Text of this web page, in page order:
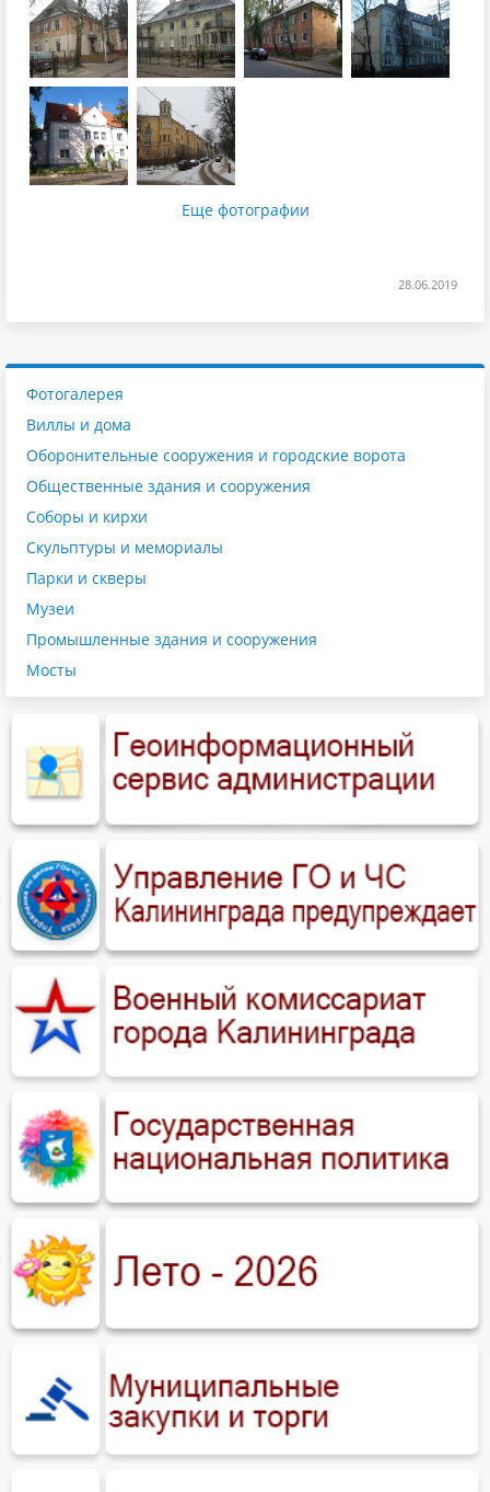
Еще фотографии
28.06.2019
Фотогалерея
Виллы и дома
Оборонительные сооружения и городские ворота
Общественные здания и сооружения
Соборы и кирхи
Скульптуры и мемориалы
Парки и скверы
Музеи
Промышленные здания и сооружения
Мосты